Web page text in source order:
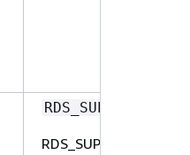
RDS_SUPERUSER
RDS_SUPERUSER에 대한